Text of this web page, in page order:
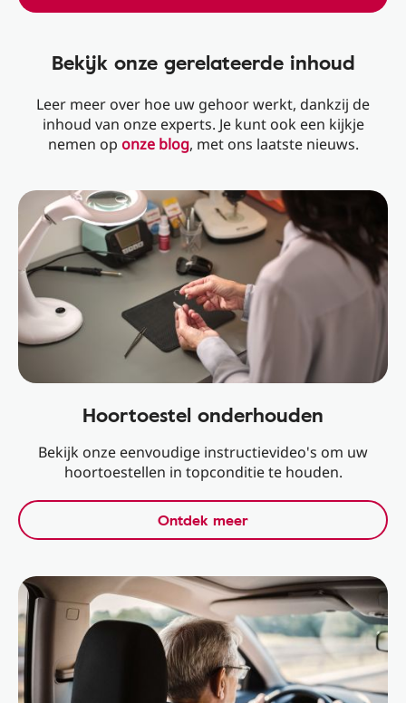
Bekijk onze gerelateerde inhoud
Leer meer over hoe uw gehoor werkt, dankzij de
inhoud van onze experts. Je kunt ook een kijkje
nemen op onze blog, met ons laatste nieuws.
Hoortoestel onderhouden
Bekijk onze eenvoudige instructievideo's om uw
hoortoestellen in topconditie te houden.
Ontdek meer